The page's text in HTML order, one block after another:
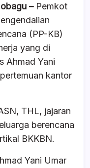
–Pemkot
(PP-KB)
yang di
Ahmad Yani
kantor
THL, jajaran
berencana
BKKBN.
Yani Umar